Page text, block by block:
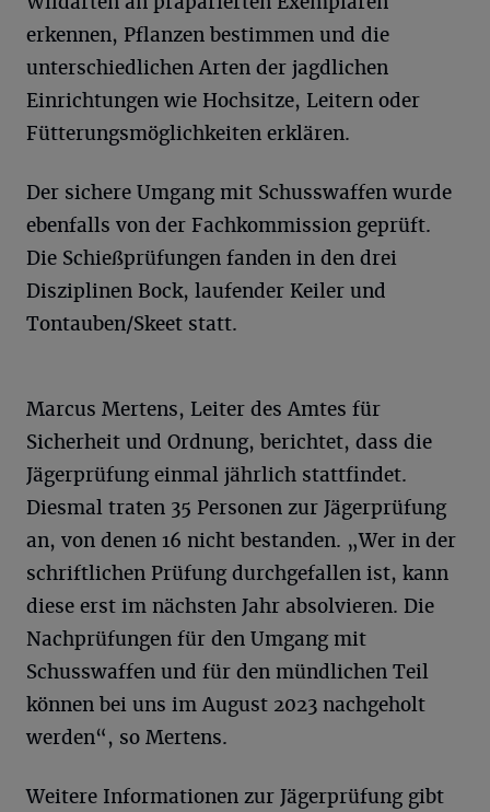
erkennen, Pflanzen bestimmen und die
unterschiedlichen Arten der jagdlichen
Einrichtungen wie Hochsitze, Leitern oder
Fütterungsmöglichkeiten erklären.
Der sichere Umgang mit Schusswaffen wurde
ebenfalls von der Fachkommission geprüft.
Die Schießprüfungen fanden in den drei
Disziplinen Bock, laufender Keiler und
Tontauben/Skeet statt.
Marcus Mertens, Leiter des Amtes für
Sicherheit und Ordnung, berichtet, dass die
Jägerprüfung einmal jährlich stattfindet.
Diesmal traten 35 Personen zur Jägerprüfung
an, von denen 16 nicht bestanden. „Wer in der
schriftlichen Prüfung durchgefallen ist, kann
diese erst im nächsten Jahr absolvieren. Die
Nachprüfungen für den Umgang mit
Schusswaffen und für den mündlichen Teil
können bei uns im August 2023 nachgeholt
werden“, so Mertens.
Weitere Informationen zur Jägerprüfung gibt